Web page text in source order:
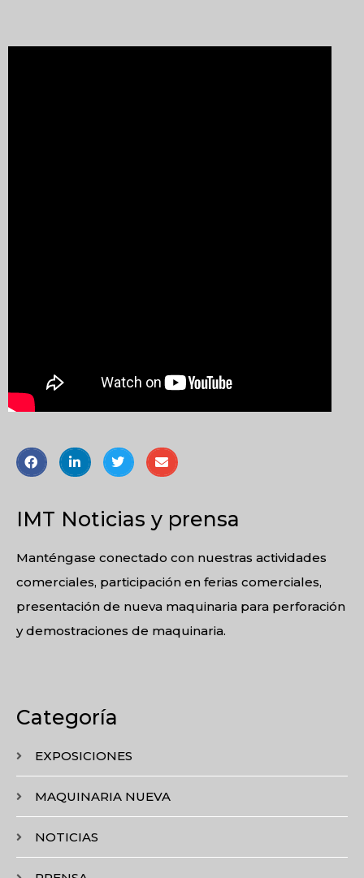
IMT Noticias y prensa
Manténgase conectado con nuestras actividades
comerciales, participación en ferias comerciales,
presentación de nueva maquinaria para perforación
y demostraciones de maquinaria.
Categoría
EXPOSICIONES
MAQUINARIA NUEVA
NOTICIAS